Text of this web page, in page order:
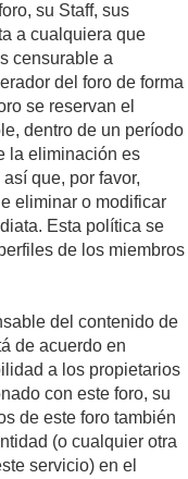
su Staff, sus
a cualquiera que
censurable a
del foro de forma
se reservan el
dentro de un período
la eliminación es
que, por favor,
eliminar o modificar
Esta política se
de los miembros
del contenido de
de acuerdo en
a los propietarios
con este foro, su
de este foro también
(o cualquier otra
servicio) en el